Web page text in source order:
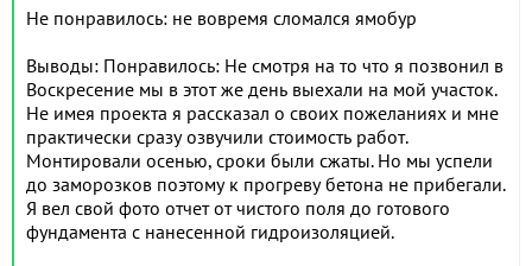
Не понравилось: не вовремя сломался ямобур
Выводы: Понравилось: Не смотря на то что я позвонил в
Воскресение мы в этот же день выехали на мой участок.
Не имея проекта я рассказал о своих пожеланиях и мне
практически сразу озвучили стоимость работ.
Монтировали осенью, сроки были сжаты. Но мы успели
до заморозков поэтому к прогреву бетона не прибегали.
Я вел свой фото отчет от чистого поля до готового
фундамента с нанесенной гидроизоляцией.